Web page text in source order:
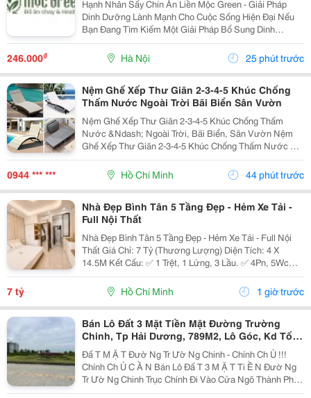
Hạnh Nhân Sấy Chín Ăn Liền Mộc Green - Giải Pháp
Dinh Dưỡng Lành Mạnh Cho Cuộc Sống Hiện Đại Nếu
Bạn Đang Tìm Kiếm Một Giải Pháp Bổ Sung Dinh
Dưỡng Vừa Thơm Ngon, Vừa Tiện Lợi Để Bắt Đầu
Ngày Mới Hoặc Nạp Năng Lượng Sau Giờ Làm Việc,
Thì Hạnh Nhân...
246.000₫ Hà Nội 25 phút trước
Nệm Ghế Xếp Thư Giãn 2-3-4-5 Khúc Chống
Thấm Nước Ngoài Trời Bãi Biển Sân Vườn
Nệm Ghế Xếp Thư Giãn 2-3-4-5 Khúc Chống Thấm
Nước &Ndash; Ngoài Trời, Bãi Biển, Sân Vườn Nệm
Ghế Xếp Thư Giãn 2-3-4-5 Khúc Chống Thấm Nước Có
Nhiều Mẫu, Kích Thước, Màu Sắc Và Chất Liệu Phù
Hợp Nhu Cầu Lựa Chọn. Sản Phẩm Hoàn Thiện Tỉ Mỉ,
Bền Đẹp,...
0944 *** *** Hồ Chí Minh 44 phút trước
Nhà Đẹp Bình Tân 5 Tầng Đẹp - Hẻm Xe Tải -
Full Nội Thất
Nhà Đẹp Bình Tân 5 Tầng Đẹp - Hẻm Xe Tải - Full Nội
Thất Giá Chỉ: 7 Tỷ (Thương Lượng) Diện Tích: 4 X
14.5M Kết Cấu: ✅ 1 Trệt, 1 Lửng, 3 Lầu. ✅ 4Pn, 5Wc
(Có Thể Bố Trí 6Pn). ✅ Phòng Thờ, Phòng Giặt, Sân
Thượng. Hẻm Xe Tải, Gần Mặt Tiền, Thuận...
7 tỷ Hồ Chí Minh 1 giờ trước
Bán Lô Đất 3 Mặt Tiền Mặt Đường Trường
Chinh, Tp Hải Dương, 789M2, Lô Góc, Kd Tốt,
Vị Trí Đẹp
Đấ T M Ặ T Đườ Ng Tr Ườ Ng Chinh - Chính Ch Ủ !!!
Chính Ch Ủ C Ầ N Bán Lô Đấ T 3 M Ặ T Ti Ề N Đườ Ng
Tr Ườ Ng Chinh Trục Chính Đi Vào Cửa Ngõ Thành Ph Ố
H Ả I D Ươ Ng - Di Ệ N Tích 789M2, Lô Góc 3 M Ặ T Ti Ề